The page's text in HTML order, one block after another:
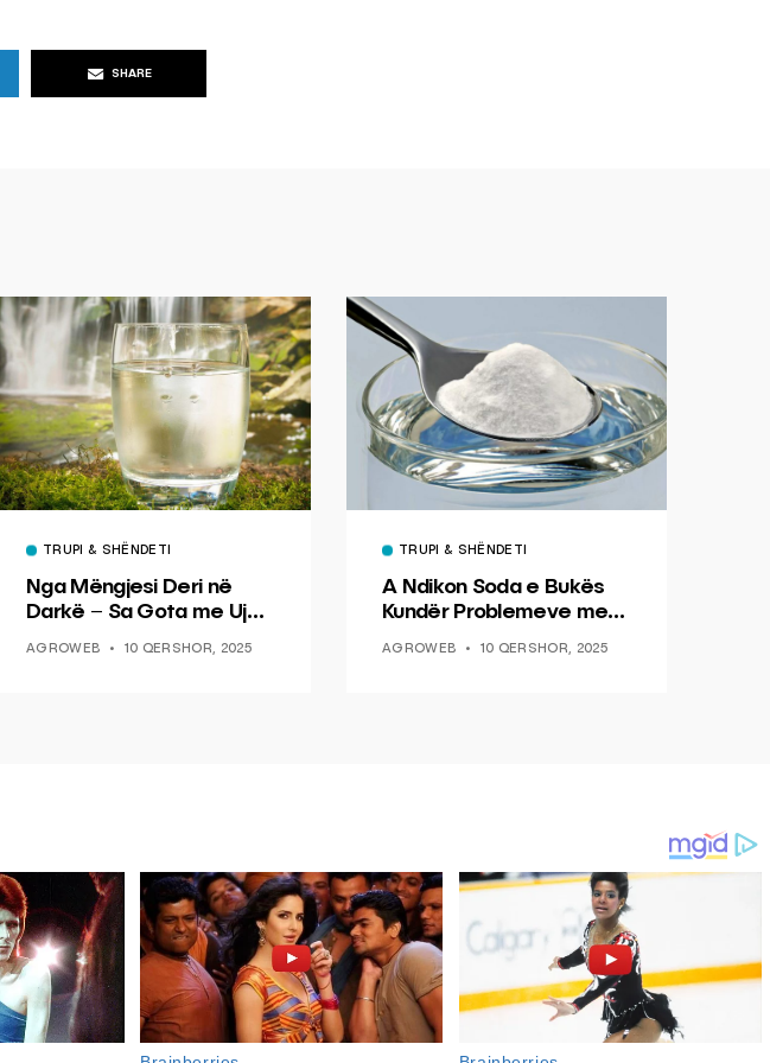
SHARE
TRUPI & SHËNDETI
Nga Mëngjesi Deri në
Darkë – Sa Gota me Ujë
AGROWEB 10 QERSHOR, 2025
TRUPI & SHËNDETI
A Ndikon Soda e Bukës
Kundër Problemeve me
AGROWEB 10 QERSHOR, 2025